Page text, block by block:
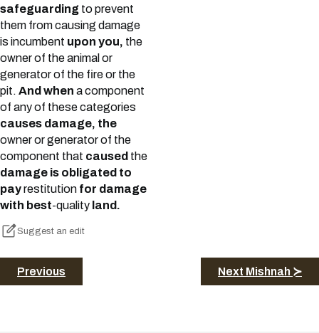
safeguarding to prevent
them from causing damage
is incumbent upon you, the
owner of the animal or
generator of the fire or the
pit. And when a component
of any of these categories
causes damage, the
owner or generator of the
component that caused the
damage is obligated to
payrestitution for damage
with best-quality land.
Suggest an edit
Previous Next Mishnah ≻